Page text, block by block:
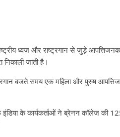
ध्वज और राष्ट्रगान से जुड़े
जाती है।
बजते समय एक महिला और पुरुष
के कार्यकर्ताओं ने ब्रेनन कॉलेज की